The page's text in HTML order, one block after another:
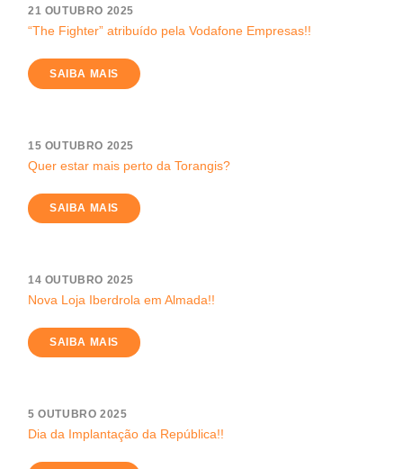
21 OUTUBRO 2025
“The Fighter” atribuído pela Vodafone Empresas!!
SAIBA MAIS
15 OUTUBRO 2025
Quer estar mais perto da Torangis?
SAIBA MAIS
14 OUTUBRO 2025
Nova Loja Iberdrola em Almada!!
SAIBA MAIS
5 OUTUBRO 2025
Dia da Implantação da República!!